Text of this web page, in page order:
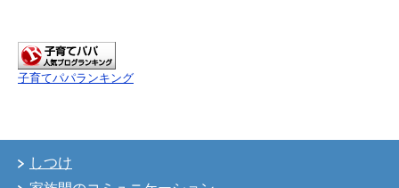
子育てパパランキング
しつけ